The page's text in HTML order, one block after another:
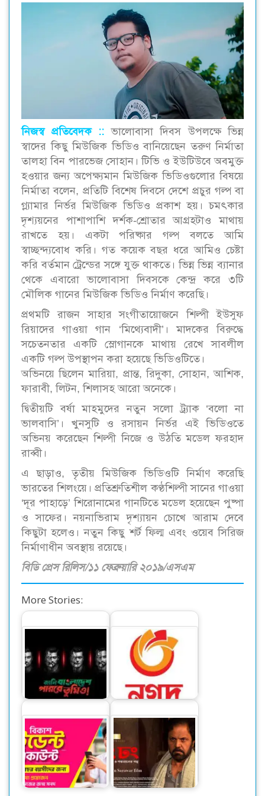
নিজস্ব প্রতিবেদক :: ভালোবাসা দিবস উপলক্ষে ভিন্ন
স্বাদের কিছু মিউজিক ভিডিও বানিয়েছেন তরুণ নির্মাতা
তালহা বিন পারভেজ সোহান। টিভি ও ইউটিউবে অবমুক্ত
হওয়ার জন্য অপেক্ষ্যমান মিউজিক ভিডিওগুলোর বিষয়ে
নির্মাতা বলেন, প্রতিটি বিশেষ দিবসে দেশে প্রচুর গল্প বা
গ্ল্যামার নির্ভর মিউজিক ভিডিও প্রকাশ হয়। চমৎকার
দৃশ্যয়নের পাশাপাশি দর্শক-শ্রোতার আগ্রহটাও মাথায়
রাখতে হয়। একটা পরিষ্কার গল্প বলতে আমি
স্বাচ্ছন্দ্যবোধ করি। গত কয়েক বছর ধরে আমিও চেষ্টা
করি বর্তমান ট্রেন্ডের সঙ্গে যুক্ত থাকতে। ভিন্ন ভিন্ন ব্যানার
থেকে এবারো ভালোবাসা দিবসকে কেন্দ্র করে ৩টি
মৌলিক গানের মিউজিক ভিডিও নির্মাণ করেছি।
প্রথমটি রাজন সাহার সংগীতায়োজনে শিল্পী ইউসুফ
রিয়াদের গাওয়া গান ‘মিথ্যেবাদী’। মাদকের বিরুদ্ধে
সচেতনতার একটি স্লোগানকে মাথায় রেখে সাবলীল
একটি গল্প উপস্থাপন করা হয়েছে ভিডিওটিতে।
অভিনয়ে ছিলেন মারিয়া, প্রান্ত, রিদুকা, সোহান, আশিক,
ফারাবী, লিটন, শিলাসহ আরো অনেকে।
দ্বিতীয়টি বর্ষা মাহমুদের নতুন সলো ট্র্যাক ‘বলো না
ভালবাসি’। খুনসুটি ও রসায়ন নির্ভর এই ভিডিওতে
অভিনয় করেছেন শিল্পী নিজে ও উঠতি মডেল ফরহাদ
রাব্বী।
এ ছাড়াও, তৃতীয় মিউজিক ভিডিওটি নির্মাণ করেছি
ভারতের শিলংয়ে। প্রতিশ্রুতিশীল কণ্ঠশিল্পী সানের গাওয়া
‘দূর পাহাড়ে’ শিরোনামের গানটিতে মডেল হয়েছেন পুষ্পা
ও সাফের। নয়নাভিরাম দৃশ্যায়ন চোখে আরাম দেবে
কিছুটা হলেও। নতুন কিছু শর্ট ফিল্ম এবং ওয়েব সিরিজ
নির্মাণাধীন অবস্থায় রয়েছে।
বিডি প্রেস রিলিস/১১ ফেব্রুয়ারি ২০১৯/এসএম
More Stories:
বিশ্বকাপ উন্মাদনায় ‘ডঙ্কা
সং’ নিয়ে এলো রবি
আর্থিক খাত অস্থিতিশীল
করতে নগদের বিপক্ষে
চক্রান্ত হচ্ছে
বিকাশের স্টুডেন্ট
অ্যাকাউন্ট ক্যাশলেস
লেনদেনে…
বড়পর্দায় মুক্তি পাচ্ছে রং
ঢং